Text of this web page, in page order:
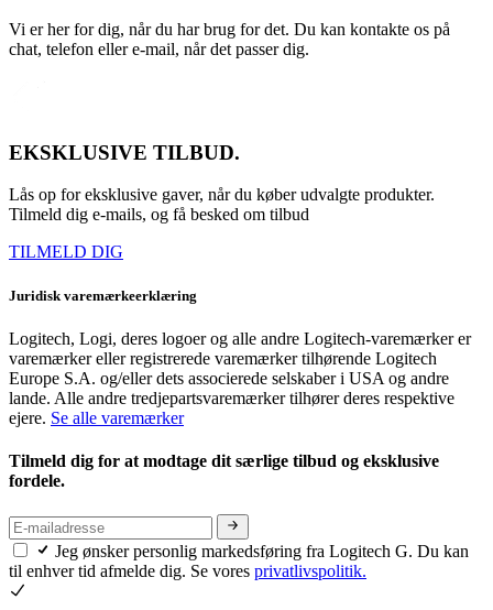
Vi er her for dig, når du har brug for det. Du kan kontakte os på
chat, telefon eller e-mail, når det passer dig.
EKSKLUSIVE TILBUD.
Lås op for eksklusive gaver, når du køber udvalgte produkter.
Tilmeld dig e-mails, og få besked om tilbud
TILMELD DIG
Juridisk varemærkeerklæring
Logitech, Logi, deres logoer og alle andre Logitech-varemærker er
varemærker eller registrerede varemærker tilhørende Logitech
Europe S.A. og/eller dets associerede selskaber i USA og andre
lande. Alle andre tredjepartsvaremærker tilhører deres respektive
ejere. Se alle varemærker
Tilmeld dig for at modtage dit særlige tilbud og eksklusive
fordele.
Jeg ønsker personlig markedsføring fra Logitech G. Du kan
til enhver tid afmelde dig. Se vores privatlivspolitik.